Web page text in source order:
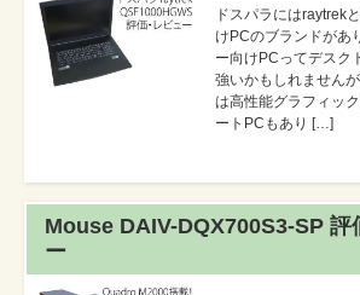
ドスパラにはraytrek
けPCのブランドがあ
ー向けPCってデスク
強いかもしれません
は高性能グラフィッ
ートPCもあり […]
Mouse DAIV-DQX700S3-SP 評
ー